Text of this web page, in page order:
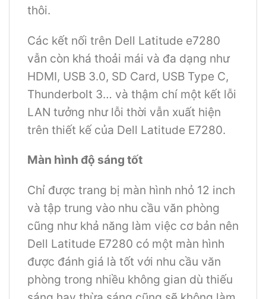
thôi.
Các kết nối trên Dell Latitude e7280
vẫn còn khá thoải mái và đa dạng như
HDMI, USB 3.0, SD Card, USB Type C,
Thunderbolt 3… và thậm chí một kết lỗi
LAN tưởng như lỗi thời vẫn xuất hiện
trên thiết kế của Dell Latitude E7280.
Màn hình độ sáng tốt
Chỉ được trang bị màn hình nhỏ 12 inch
và tập trung vào nhu cầu văn phòng
cũng như khả năng làm việc cơ bản nên
Dell Latitude E7280 có một màn hình
được đánh giá là tốt với nhu cầu văn
phòng trong nhiều không gian dù thiếu